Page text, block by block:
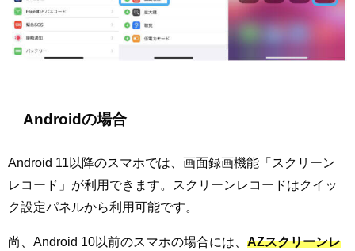
Androidの場合
Android 11以降のスマホでは、画面録画機能「スクリーン
レコード」が利用できます。スクリーンレコードはクイッ
ク設定パネルから利用可能です。
尚、Android 10以前のスマホの場合には、 AZスクリーンレ